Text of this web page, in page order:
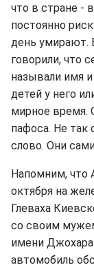
что в стране -
постоянно
день умирают.
говорили, что
называли имя
детей у него
мирное время.
пафоса. Не так
слово. Они
Напомним, что
октября на
Глеваха
со своим
имени
автомобиль